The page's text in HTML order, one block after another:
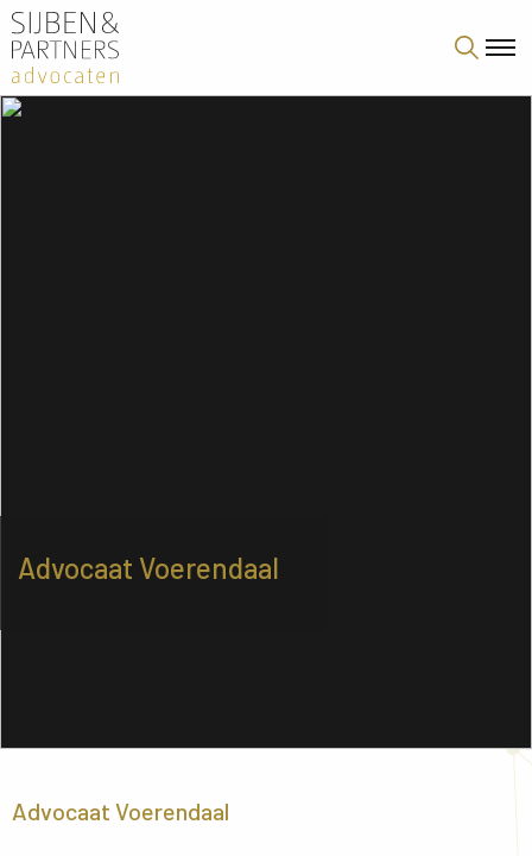
Advocaat Voerendaal
Advocaat Voerendaal